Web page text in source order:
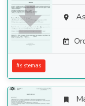
 

#sistemas
